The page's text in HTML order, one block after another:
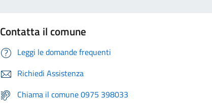
Contatta il comune
Leggi le domande frequenti
Richiedi Assistenza
Chiama il comune 0975 398033